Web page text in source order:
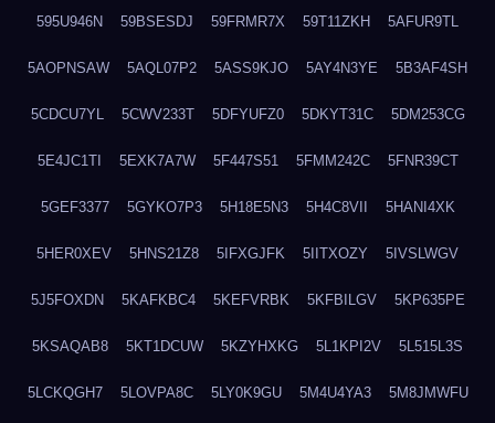
595U946N 59BSESDJ 59FRMR7X 59T11ZKH 5AFUR9TL
5AOPNSAW 5AQL07P2 5ASS9KJO 5AY4N3YE 5B3AF4SH
5CDCU7YL 5CWV233T 5DFYUFZ0 5DKYT31C 5DM253CG
5E4JC1TI 5EXK7A7W 5F447S51 5FMM242C 5FNR39CT
5GEF3377 5GYKO7P3 5H18E5N3 5H4C8VII 5HANI4XK
5HER0XEV 5HNS21Z8 5IFXGJFK 5IITXOZY 5IVSLWGV
5J5FOXDN 5KAFKBC4 5KEFVRBK 5KFBILGV 5KP635PE
5KSAQAB8 5KT1DCUW 5KZYHXKG 5L1KPI2V 5L515L3S
5LCKQGH7 5LOVPA8C 5LY0K9GU 5M4U4YA3 5M8JMWFU